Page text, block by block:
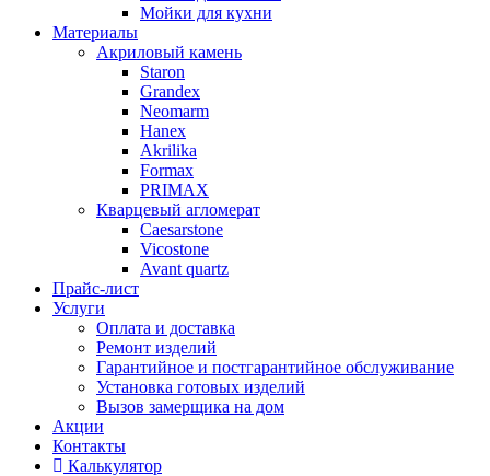
Мойки для кухни
Материалы
Акриловый камень
Staron
Grandex
Neomarm
Hanex
Akrilika
Formax
PRIMAX
Кварцевый агломерат
Caesarstone
Vicostone
Avant quartz
Прайс-лист
Услуги
Оплата и доставка
Ремонт изделий
Гарантийное и постгарантийное обслуживание
Установка готовых изделий
Вызов замерщика на дом
Акции
Контакты
Калькулятор